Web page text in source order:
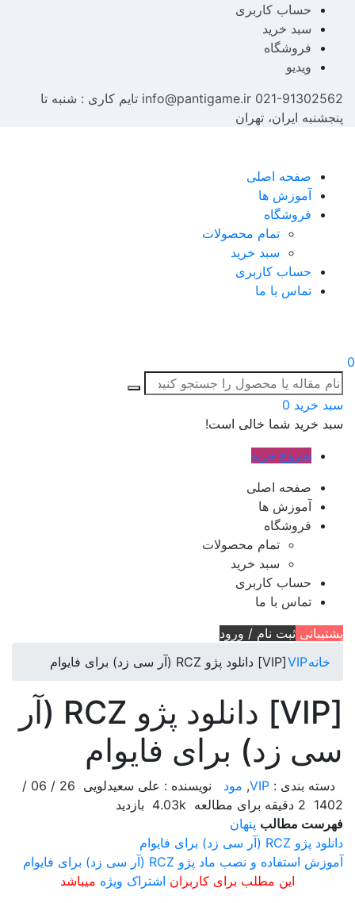
حساب کاربری
سبد خرید
فروشگاه
ویدیو
021-91302562
info@pantigame.ir تایم کاری : شنبه تا
پنجشنبه ایران، تهران
صفحه اصلی
آموزش ها
فروشگاه
تمام محصولات
سبد خرید
حساب کاربری
تماس با ما
0
سبد خرید 0
سبد خرید شما خالی است!
شروع خرید
صفحه اصلی
آموزش ها
فروشگاه
تمام محصولات
سبد خرید
حساب کاربری
تماس با ما
پشتیبانی ثبت نام / ورود
خانهVIP[VIP] دانلود پژو RCZ (آر سی زد) برای فایوام
[VIP] دانلود پژو RCZ (آر
سی زد) برای فایوام
دسته بندی : VIP
, مود نویسنده : علی سعیدلویی
26 / 06 /
1402
فهرست مطالب پنهان
دانلود پژو RCZ (آر سی زد) برای فایوام
آموزش استفاده و نصب ماد پژو RCZ (آر سی زد) برای فایوام
این مطلب برای کاربران اشتراک ویژه میباشد